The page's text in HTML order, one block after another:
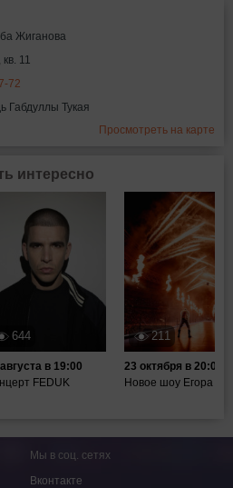
Жиганова
11
72
Габдуллы Тукая
Просмотреть на карте
интересно
644
в 19:00
FEDUK
211
23 октября в 20:00
Новое шоу Егора
Мы в соц. сетях
Вконтакте